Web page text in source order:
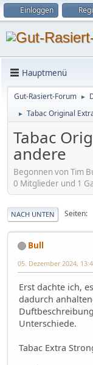
Einloggen
Hauptmenü
Gut-Rasiert-Forum ►
► Tabac Original
Tabac
andere
Begonnen von Tim
0 Mitglieder und 1
NACH UNTEN Seiten
Bull
05. Dezember 2024,
Erst dachte ich,
dadurch
Unterschiede.
Tabac Extra